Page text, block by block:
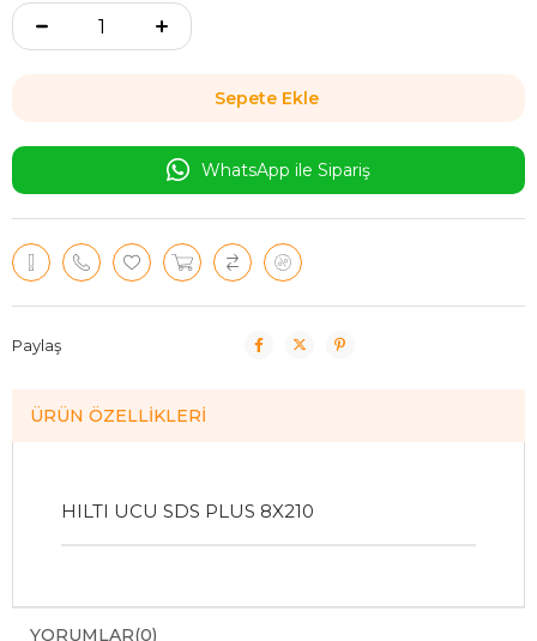
WhatsApp ile Sipariş
Paylaş
ÜRÜN ÖZELLIKLERI
HILTI UCU SDS PLUS 8X210
YORUMLAR(0)